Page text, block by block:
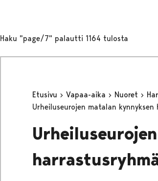
Haku "page/7" palautti 1164 tulosta
Etusivu Vapaa-aika Nuoret
Urheiluseurojen matalan